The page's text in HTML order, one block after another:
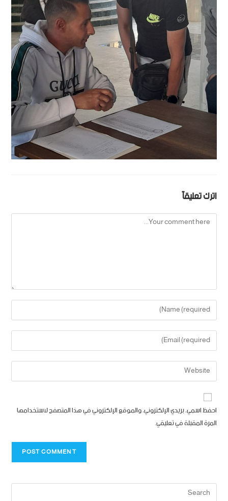
اترك تعليقاً
احفظ اسمي، بريدي الإلكتروني، والموقع الإلكتروني في هذا المتصفح لاستخدامها
المرة المقبلة في تعليقي.